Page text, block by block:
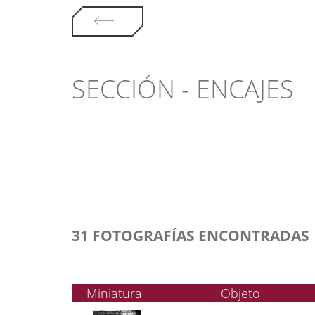
SECCIÓN - ENCAJES
31 FOTOGRAFÍAS ENCONTRADAS
Miniatura Objeto